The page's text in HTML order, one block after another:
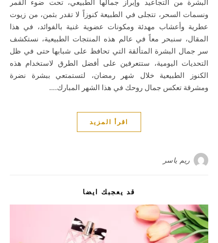
البشرة من التجاعيد وإبراز جمالها الطبيعي، تحت ضوء القمر
ونسمات السحر، تتجلى في الطبيعة كنوزاً لا تقدر بثمن، من زيوت
عطرية وأعشاب مهدئة ومكونات عضوية غنية بالفوائد، في هذا
المقال، سنبحر معاً في عالم هذه المنتجات الطبيعية، نستكشف
سر جمال البشرة المتألقة التي تحافظ على شبابها حتى في ظل
التحديات اليومية، ستتعرفين على أفضل الطرق لاستخدام هذه
الكنوز الطبيعية خلال شهر رمضان، لتستمتعي ببشرة نضرة
ومشرقة تعكس جمال روحك في هذا الشهر المبارك.…
اقرأ المزيد
ريم ياسر
قد يعجبك ايضا